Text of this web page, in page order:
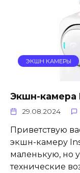
ЭКШН КАМЕРЫ
Экшн-камера
29.08.2024
Приветствую
экшн-камеру
маленькую, но
технические